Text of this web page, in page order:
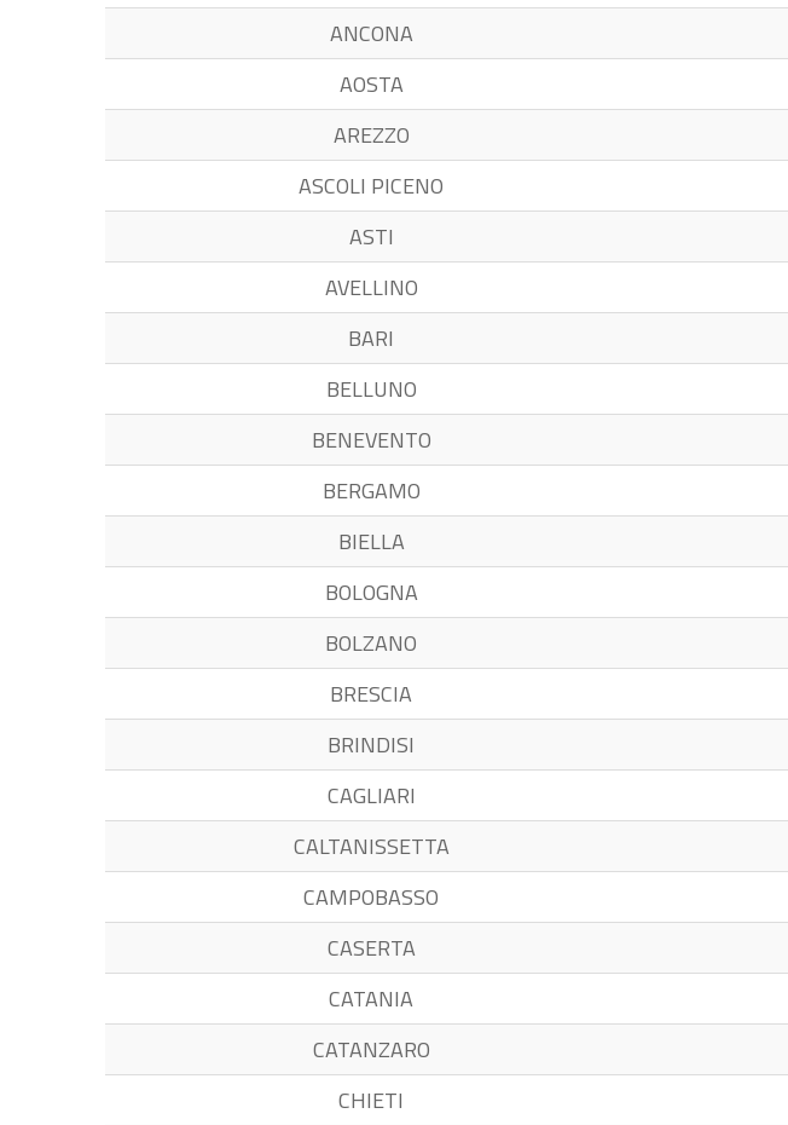
ANCONA
AOSTA
AREZZO
ASCOLI PICENO
ASTI
AVELLINO
BARI
BELLUNO
BENEVENTO
BERGAMO
BIELLA
BOLOGNA
BOLZANO
BRESCIA
BRINDISI
CAGLIARI
CALTANISSETTA
CAMPOBASSO
CASERTA
CATANIA
CATANZARO
CHIETI